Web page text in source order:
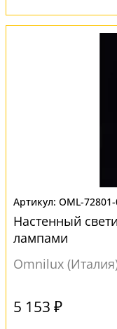
OML-
Настенный
лампами
Omnilux
5 153 ₽